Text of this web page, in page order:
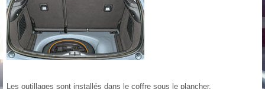
Les outillages sont installés dans le coffre sous le plancher.